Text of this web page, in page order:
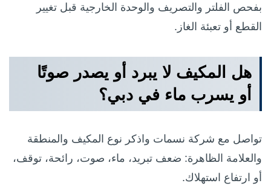
بفحص الفلتر والتصريف والوحدة الخارجية قبل تغيير
القطع أو تعبئة الغاز.
هل المكيف لا يبرد أو يصدر صوتًا
أو يسرب ماء في دبي؟
تواصل مع شركة نسمات واذكر نوع المكيف والمنطقة
والعلامة الظاهرة: ضعف تبريد، ماء، صوت، رائحة، توقف،
أو ارتفاع استهلاك.